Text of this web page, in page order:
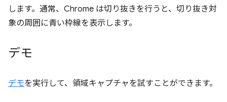
します。通常、Chrome は切り抜きを行うと、切り抜き対
象の周囲に青い枠線を表示します。
デモ
デモを実行して、領域キャプチャを試すことができます。